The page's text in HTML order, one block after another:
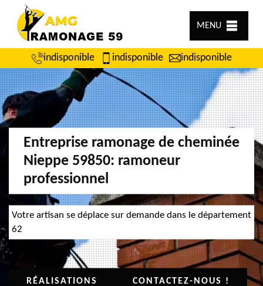
MENU
indisponible indisponible indisponible
Entreprise ramonage de cheminée
Nieppe 59850: ramoneur
professionnel
Votre artisan se déplace sur demande dans le département
62
RÉALISATIONS CONTACTEZ-NOUS !